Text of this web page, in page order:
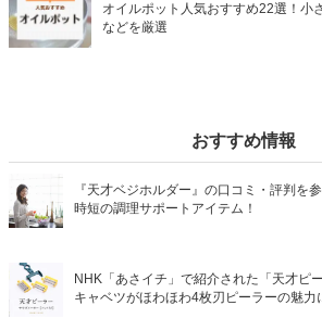
オイルポット人気おすすめ22選！小
などを厳選
おすすめ情報
『天才ベジホルダー』の口コミ・評判を
時短の調理サポートアイテム！
NHK「あさイチ」で紹介された「天才ピ
キャベツがほわほわ4枚刃ピーラーの魅力